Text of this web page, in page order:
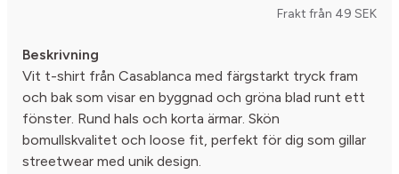
Frakt från 49 SEK
Beskrivning
Vit t-shirt från Casablanca med färgstarkt tryck fram
och bak som visar en byggnad och gröna blad runt ett
fönster. Rund hals och korta ärmar. Skön
bomullskvalitet och loose fit, perfekt för dig som gillar
streetwear med unik design.